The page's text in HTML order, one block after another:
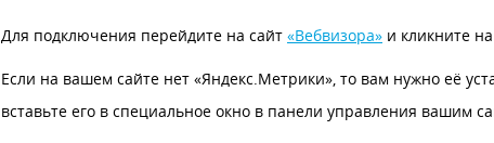
Для подключения перейдите на сайт «Вебвизора» и кликните
Если на вашем сайте нет «Яндекс.Метрики», то вам нужно её
вставьте его в специальное окно в панели управления вашим